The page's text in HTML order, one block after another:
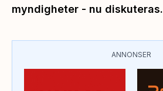
myndigheter - nu diskuteras.
ANNONSER